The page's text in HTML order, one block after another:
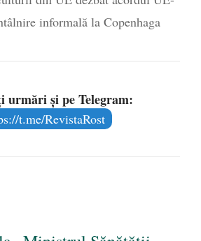
informală la Copenhaga
urmări și pe Telegram:
t.me/RevistaRost